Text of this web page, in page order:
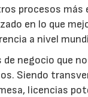
procesos más
en lo que
a nivel
negocio que
Siendo
licencias